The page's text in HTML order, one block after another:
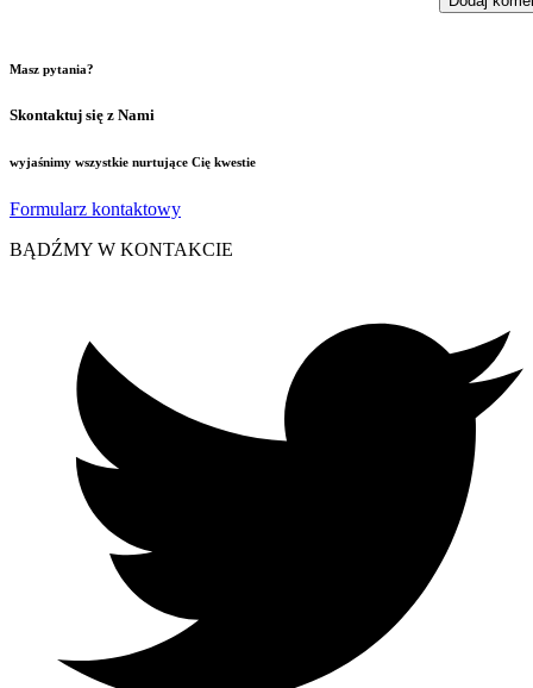
Masz pytania?
Skontaktuj się z Nami
wyjaśnimy wszystkie nurtujące Cię kwestie
Formularz kontaktowy
BĄDŹMY W KONTAKCIE